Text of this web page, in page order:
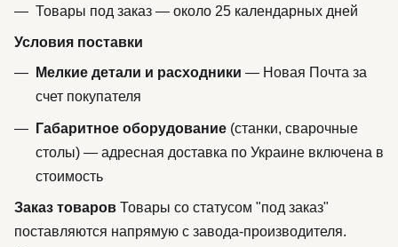
Товары под заказ — около 25 календарных дней
Условия поставки
Мелкие детали и расходники — Новая Почта за
счет покупателя
Габаритное оборудование (станки, сварочные
столы) — адресная доставка по Украине включена в
стоимость
Заказ товаров Товары со статусом "под заказ"
поставляются напрямую с завода-производителя.